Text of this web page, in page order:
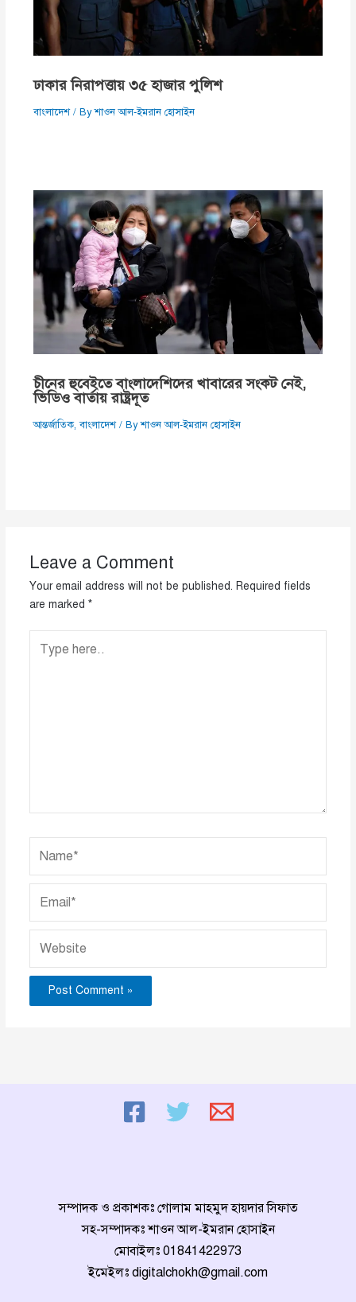
ঢাকার নিরাপত্তায় ৩৫ হাজার পুলিশ
বাংলাদেশ/ Byশাওন আল-ইমরান হোসাইন
চীনের হুবেইতে বাংলাদেশিদের খাবারের সংকট নেই,
ভিডিও বার্তায় রাষ্ট্রদূত
আন্তর্জাতিক,বাংলাদেশ/ Byশাওন আল-ইমরান হোসাইন
Leave a Comment
Your email address will not be published. Required fields
are marked *
here..
সম্পাদক ও প্রকাশকঃ গোলাম মাহমুদ হায়দার সিফাত
সহ-সম্পাদকঃ শাওন আল-ইমরান হোসাইন
মোবাইলঃ 01841422973
ইমেইলঃ digitalchokh@gmail.com